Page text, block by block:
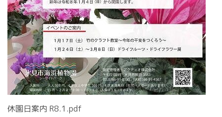
休園日案内 R8.1.pdf